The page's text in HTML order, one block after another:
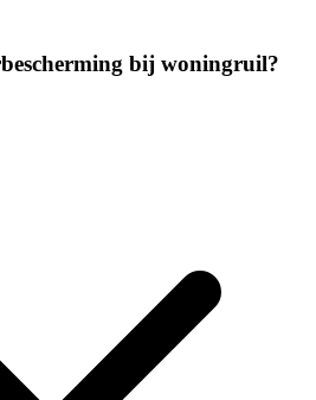
bij woningruil?